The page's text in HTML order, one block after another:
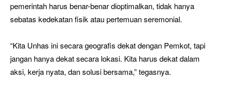
pemerintah harus benar-benar dioptimalkan, tidak hanya
sebatas kedekatan fisik atau pertemuan seremonial.
“Kita Unhas ini secara geografis dekat dengan Pemkot, tapi
jangan hanya dekat secara lokasi. Kita harus dekat dalam
aksi, kerja nyata, dan solusi bersama,” tegasnya.